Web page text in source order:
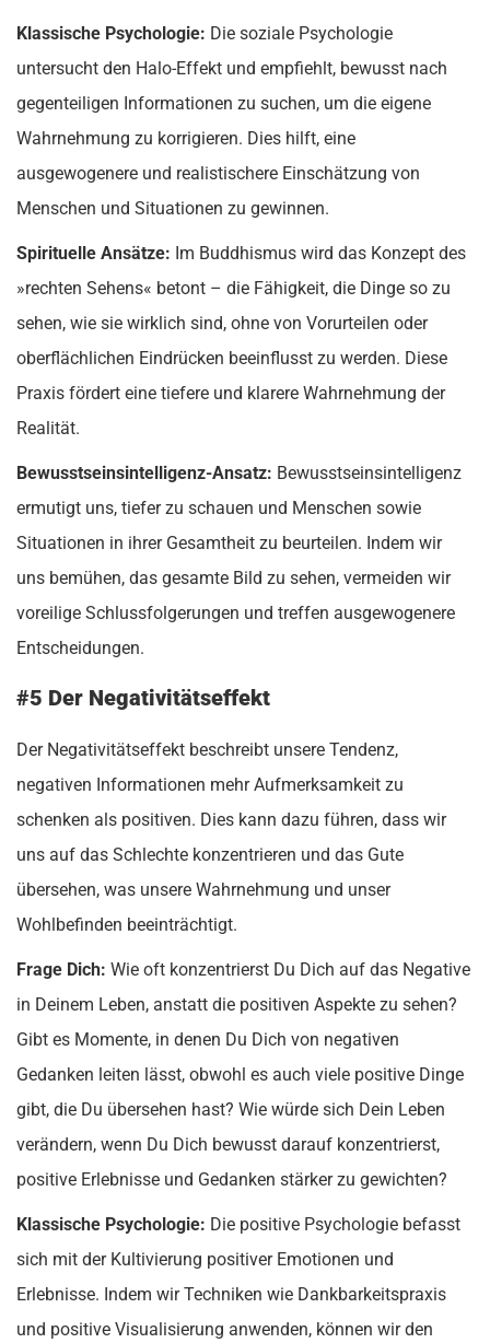
Klassische Psychologie: Die soziale Psychologie
untersucht den Halo-Effekt und empfiehlt, bewusst nach
gegenteiligen Informationen zu suchen, um die eigene
Wahrnehmung zu korrigieren. Dies hilft, eine
ausgewogenere und realistischere Einschätzung von
Menschen und Situationen zu gewinnen.
Spirituelle Ansätze: Im Buddhismus wird das Konzept des
»rechten Sehens« betont – die Fähigkeit, die Dinge so zu
sehen, wie sie wirklich sind, ohne von Vorurteilen oder
oberflächlichen Eindrücken beeinflusst zu werden. Diese
Praxis fördert eine tiefere und klarere Wahrnehmung der
Realität.
Bewusstseinsintelligenz-Ansatz: Bewusstseinsintelligenz
ermutigt uns, tiefer zu schauen und Menschen sowie
Situationen in ihrer Gesamtheit zu beurteilen. Indem wir
uns bemühen, das gesamte Bild zu sehen, vermeiden wir
voreilige Schlussfolgerungen und treffen ausgewogenere
Entscheidungen.
#5 Der Negativitätseffekt
Der Negativitätseffekt beschreibt unsere Tendenz,
negativen Informationen mehr Aufmerksamkeit zu
schenken als positiven. Dies kann dazu führen, dass wir
uns auf das Schlechte konzentrieren und das Gute
übersehen, was unsere Wahrnehmung und unser
Wohlbefinden beeinträchtigt.
Frage Dich: Wie oft konzentrierst Du Dich auf das Negative
in Deinem Leben, anstatt die positiven Aspekte zu sehen?
Gibt es Momente, in denen Du Dich von negativen
Gedanken leiten lässt, obwohl es auch viele positive Dinge
gibt, die Du übersehen hast? Wie würde sich Dein Leben
verändern, wenn Du Dich bewusst darauf konzentrierst,
positive Erlebnisse und Gedanken stärker zu gewichten?
Klassische Psychologie: Die positive Psychologie befasst
sich mit der Kultivierung positiver Emotionen und
Erlebnisse. Indem wir Techniken wie Dankbarkeitspraxis
und positive Visualisierung anwenden, können wir den